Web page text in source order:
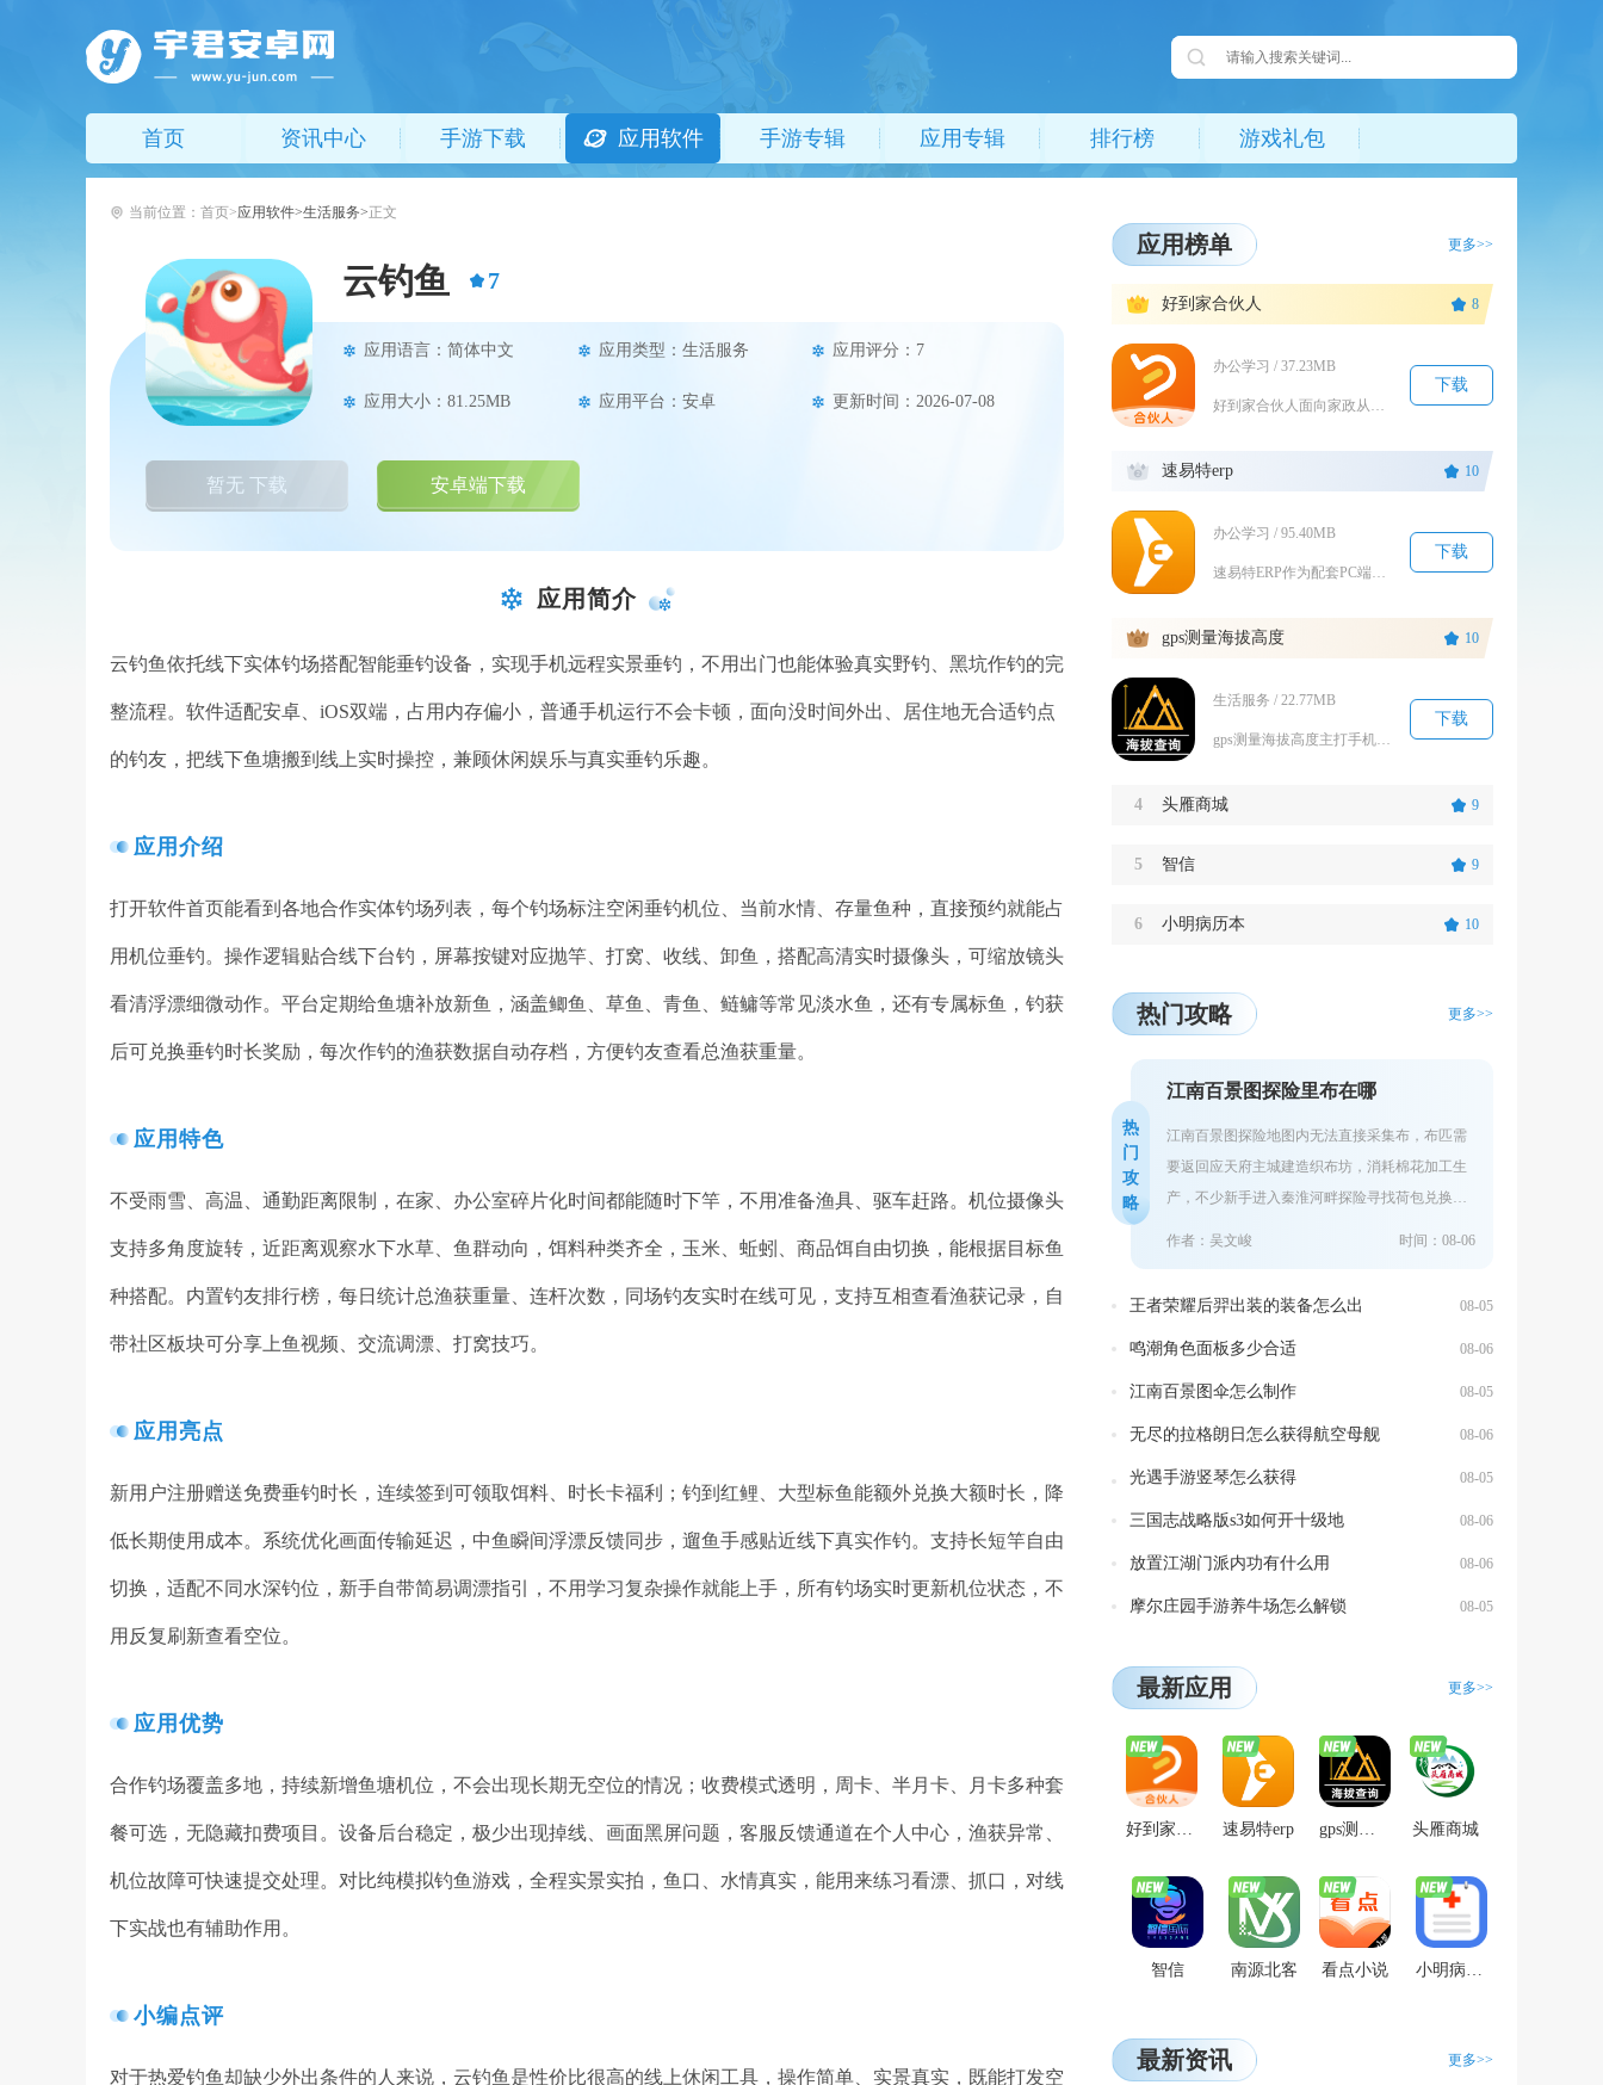
首页 资讯中心 手游下载 应用软件 手游专辑 应用专辑 排行榜 游戏礼包
当前位置： 首页 应用软件 生活服务 正文
云钓鱼 7
应用语言：简体中文 应用类型：生活服务 应用评分：7
应用大小：81.25MB 应用平台：安卓 更新时间：2026-07-08
暂无 下载 安卓端下载
应用简介
云钓鱼依托线下实体钓场搭配智能垂钓设备，实现手机远程实景垂钓，不用出门也能体验真实野钓、黑坑作钓的完
整流程。软件适配安卓、iOS双端，占用内存偏小，普通手机运行不会卡顿，面向没时间外出、居住地无合适钓点
的钓友，把线下鱼塘搬到线上实时操控，兼顾休闲娱乐与真实垂钓乐趣。
应用介绍
打开软件首页能看到各地合作实体钓场列表，每个钓场标注空闲垂钓机位、当前水情、存量鱼种，直接预约就能占
用机位垂钓。操作逻辑贴合线下台钓，屏幕按键对应抛竿、打窝、收线、卸鱼，搭配高清实时摄像头，可缩放镜头
看清浮漂细微动作。平台定期给鱼塘补放新鱼，涵盖鲫鱼、草鱼、青鱼、鲢鳙等常见淡水鱼，还有专属标鱼，钓获
后可兑换垂钓时长奖励，每次作钓的渔获数据自动存档，方便钓友查看总渔获重量。
应用特色
不受雨雪、高温、通勤距离限制，在家、办公室碎片化时间都能随时下竿，不用准备渔具、驱车赶路。机位摄像头
支持多角度旋转，近距离观察水下水草、鱼群动向，饵料种类齐全，玉米、蚯蚓、商品饵自由切换，能根据目标鱼
种搭配。内置钓友排行榜，每日统计总渔获重量、连杆次数，同场钓友实时在线可见，支持互相查看渔获记录，自
带社区板块可分享上鱼视频、交流调漂、打窝技巧。
应用亮点
新用户注册赠送免费垂钓时长，连续签到可领取饵料、时长卡福利；钓到红鲤、大型标鱼能额外兑换大额时长，降
低长期使用成本。系统优化画面传输延迟，中鱼瞬间浮漂反馈同步，遛鱼手感贴近线下真实作钓。支持长短竿自由
切换，适配不同水深钓位，新手自带简易调漂指引，不用学习复杂操作就能上手，所有钓场实时更新机位状态，不
用反复刷新查看空位。
应用优势
合作钓场覆盖多地，持续新增鱼塘机位，不会出现长期无空位的情况；收费模式透明，周卡、半月卡、月卡多种套
餐可选，无隐藏扣费项目。设备后台稳定，极少出现掉线、画面黑屏问题，客服反馈通道在个人中心，渔获异常、
机位故障可快速提交处理。对比纯模拟钓鱼游戏，全程实景实拍，鱼口、水情真实，能用来练习看漂、抓口，对线
下实战也有辅助作用。
小编点评
对于热爱钓鱼却缺少外出条件的人来说，云钓鱼是性价比很高的线上休闲工具，操作简单、实景真实，既能打发空
应用榜单 更多>>
1 好到家合伙人 8
办公学习 / 37.23MB
下载
2 速易特erp 10
办公学习 / 95.40MB
下载
3 gps测量海拔高度 10
生活服务 / 22.77MB
下载
4 头雁商城 9
5 智信 9
6 小明病历本 10
热门攻略 更多>>
热
门
攻
略
江南百景图探险里布在哪
江南百景图探险地图内无法直接采集布，布匹需
要返回应天府主城建造织布坊，消耗棉花加工生
产，不少新手进入秦淮河畔探险寻找荷包兑换道
作者：吴文峻 时间：08-06
王者荣耀后羿出装的装备怎么出 08-05
鸣潮角色面板多少合适 08-06
江南百景图伞怎么制作 08-05
无尽的拉格朗日怎么获得航空母舰 08-06
光遇手游竖琴怎么获得 08-05
三国志战略版s3如何开十级地 08-06
放置江湖门派内功有什么用 08-06
摩尔庄园手游养牛场怎么解锁 08-05
最新应用 更多>>
好到家合伙人 速易特erp gps测量海拔高度 头雁商城
智信 南源北客 看点小说 小明病历本
最新资讯 更多>>